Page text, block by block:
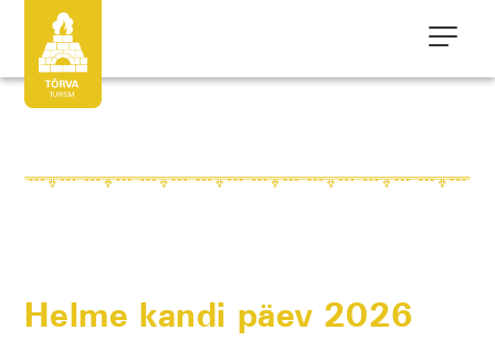
Helme kandi päev 2026